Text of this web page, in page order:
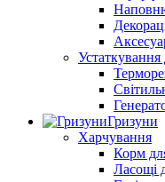
Устаткування
Гризуни
Харчування
Корм
Ласощі